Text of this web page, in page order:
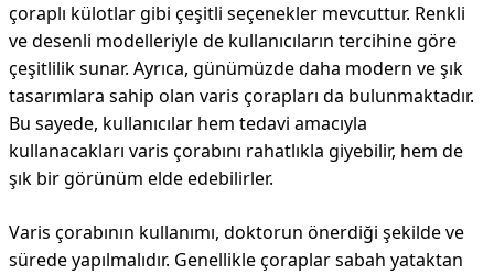
çoraplı külotlar gibi çeşitli seçenekler mevcuttur. Renkli
ve desenli modelleriyle de kullanıcıların tercihine göre
çeşitlilik sunar. Ayrıca, günümüzde daha modern ve şık
tasarımlara sahip olan varis çorapları da bulunmaktadır.
Bu sayede, kullanıcılar hem tedavi amacıyla
kullanacakları varis çorabını rahatlıkla giyebilir, hem de
şık bir görünüm elde edebilirler.
Varis çorabının kullanımı, doktorun önerdiği şekilde ve
sürede yapılmalıdır. Genellikle çoraplar sabah yataktan